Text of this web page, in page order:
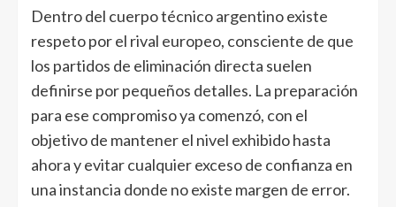
Dentro del cuerpo técnico argentino existe
respeto por el rival europeo, consciente de que
los partidos de eliminación directa suelen
definirse por pequeños detalles. La preparación
para ese compromiso ya comenzó, con el
objetivo de mantener el nivel exhibido hasta
ahora y evitar cualquier exceso de confianza en
una instancia donde no existe margen de error.